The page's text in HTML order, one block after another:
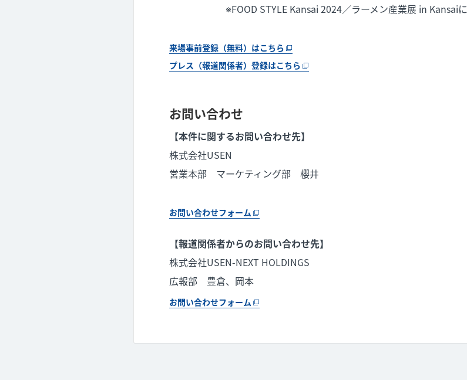
※FOOD STYLE Kansai 2024／ラーメン産業展 in Kansaiにご
来場事前登録（無料）はこちら
プレス（報道関係者）登録はこちら
お問い合わせ
【本件に関するお問い合わせ先】
株式会社USEN
営業本部 マーケティング部 櫻井
お問い合わせフォーム
【報道関係者からのお問い合わせ先】
株式会社USEN-NEXT HOLDINGS
広報部 豊倉、岡本
お問い合わせフォーム